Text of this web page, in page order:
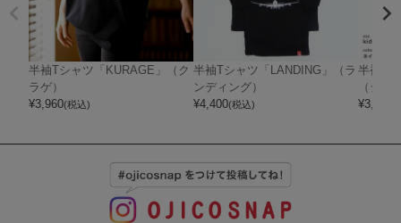
半袖Tシャツ「KURAGE」（ク
ラゲ）
¥3,960(税込)
半袖Tシャツ「LANDING」（ラ
ンディング）
¥4,400(税込)
半袖T
（ジン
¥3,850